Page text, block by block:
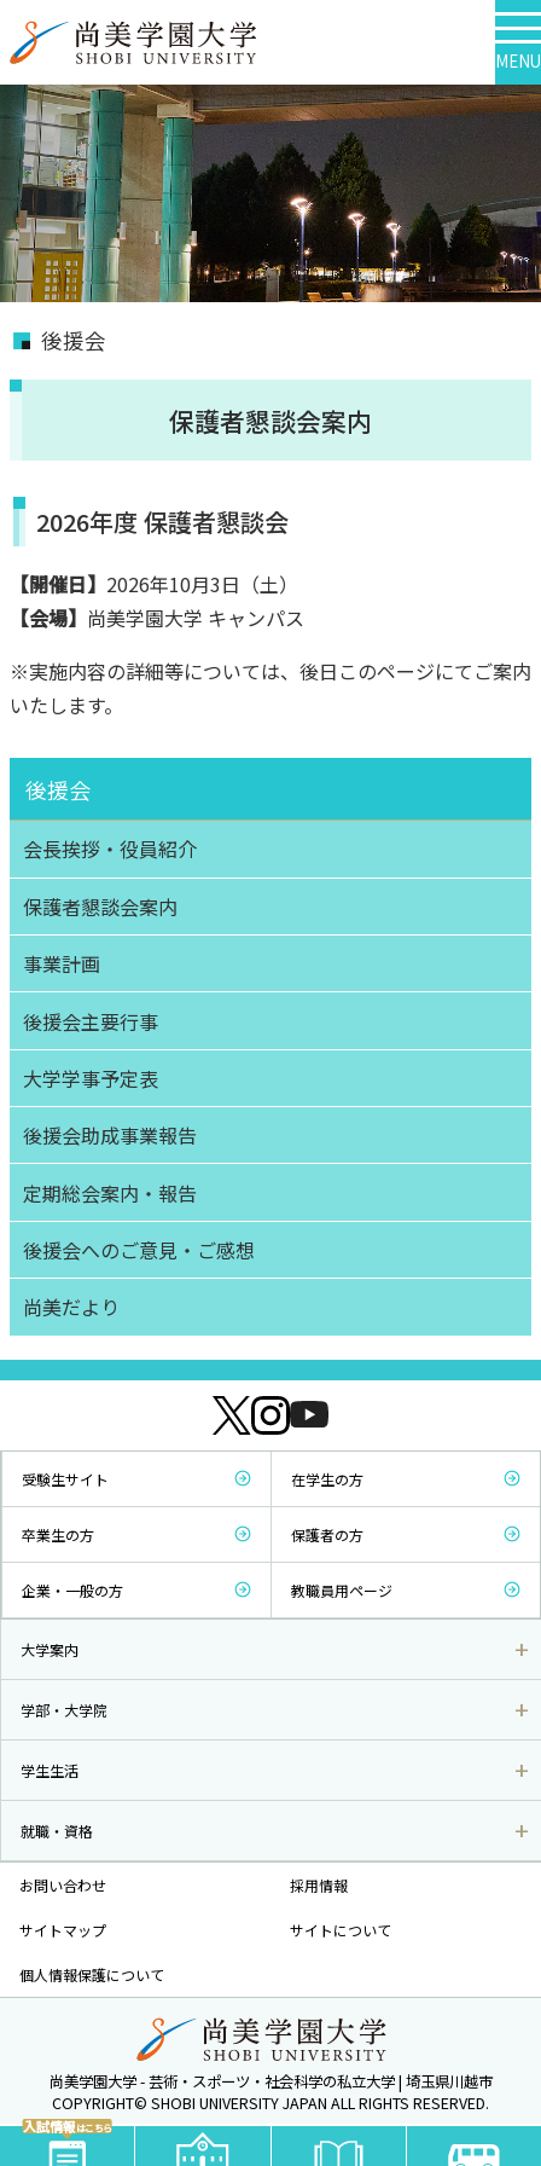
MENU
入試情報はこちら
後援会
保護者懇談会案内
2026年度 保護者懇談会
【開催日】 2026年10月3日（土）
【会場】 尚美学園大学 キャンパス
※実施内容の詳細等については、後日このページにてご案内
いたします。
後援会
会長挨拶・役員紹介
保護者懇談会案内
事業計画
後援会主要行事
大学学事予定表
後援会助成事業報告
定期総会案内・報告
後援会へのご意見・ご感想
尚美だより
受験生サイト 在学生の方
卒業生の方 保護者の方
企業・一般の方 教職員用ページ
大学案内
学部・大学院
学生生活
就職・資格
お問い合わせ 採用情報
サイトマップ サイトについて
個人情報保護について
尚美学園大学 - 芸術・スポーツ・社会科学の私立大学 | 埼玉県川越市
COPYRIGHT© SHOBI UNIVERSITY JAPAN ALL RIGHTS RESERVED.